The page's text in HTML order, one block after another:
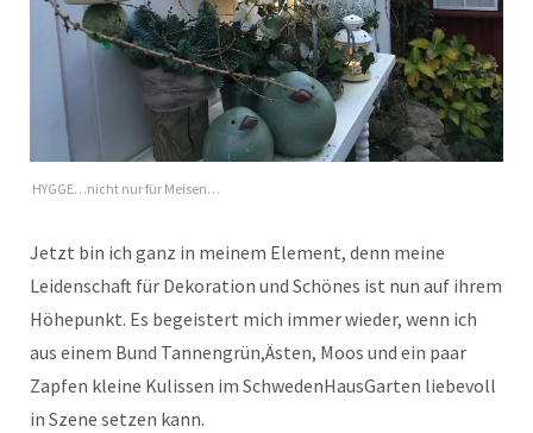
HYGGE…nicht nur für Meisen…
Jetzt bin ich ganz in meinem Element, denn meine
Leidenschaft für Dekoration und Schönes ist nun auf ihrem
Höhepunkt. Es begeistert mich immer wieder, wenn ich
aus einem Bund Tannengrün,Ästen, Moos und ein paar
Zapfen kleine Kulissen im SchwedenHausGarten liebevoll
in Szene setzen kann.